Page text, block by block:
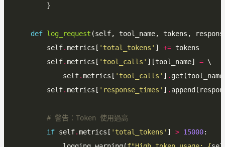
def log_request
        self
.metrics[ 'total_tokens' ] +=
        self
.metrics[ 'tool_calls' ][tool_name] =
            self
.metrics[ 'tool_calls' ] .
        self
.metrics[ 'response_times' ] .
# 警告：Token 使用過高
if self.metrics[ 'total_tokens' ] > 15000